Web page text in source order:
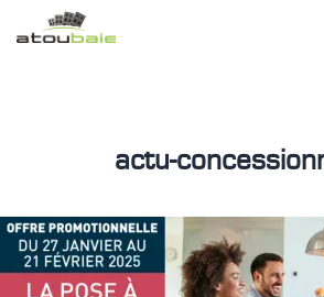
actu-